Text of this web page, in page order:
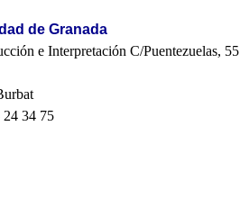
de Granada
e Interpretación C/Puentezuelas, 55
24 34 75